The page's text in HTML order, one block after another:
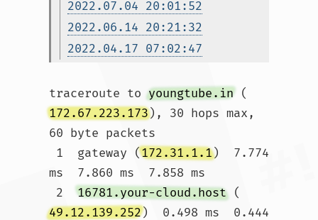
2022.07.04 20:01:52
2022.06.14 20:21:32
2022.04.17 07:02:47
traceroute to youngtube.in (
172.67.223.173), 30 hops max,
60 byte packets
1  gateway (172.31.1.1)  7.774
ms  7.860 ms  7.858 ms
2 16781.your-cloud.host (
49.12.139.252)  0.498 ms  0.444